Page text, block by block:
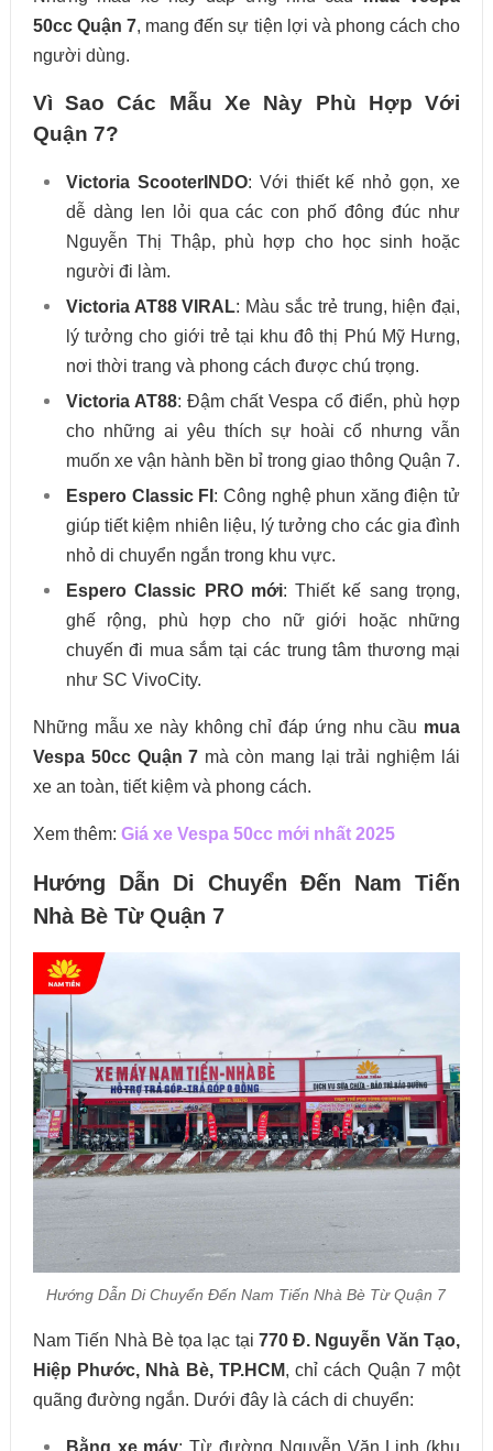
50cc Quận 7, mang đến sự tiện lợi và phong cách cho
người dùng.
Vì Sao Các Mẫu Xe Này Phù Hợp Với
Quận 7?
Victoria ScooterINDO: Với thiết kế nhỏ gọn, xe
dễ dàng len lỏi qua các con phố đông đúc như
Nguyễn Thị Thập, phù hợp cho học sinh hoặc
người đi làm.
Victoria AT88 VIRAL: Màu sắc trẻ trung, hiện đại,
lý tưởng cho giới trẻ tại khu đô thị Phú Mỹ Hưng,
nơi thời trang và phong cách được chú trọng.
Victoria AT88: Đậm chất Vespa cổ điển, phù hợp
cho những ai yêu thích sự hoài cổ nhưng vẫn
muốn xe vận hành bền bỉ trong giao thông Quận 7.
Espero Classic FI : Công nghệ phun xăng điện tử
giúp tiết kiệm nhiên liệu, lý tưởng cho các gia đình
nhỏ di chuyển ngắn trong khu vực.
Espero Classic PRO mới: Thiết kế sang trọng,
ghế rộng, phù hợp cho nữ giới hoặc những
chuyến đi mua sắm tại các trung tâm thương mại
như SC VivoCity.
Những mẫu xe này không chỉ đáp ứng nhu cầu mua
Vespa 50cc Quận 7 mà còn mang lại trải nghiệm lái
xe an toàn, tiết kiệm và phong cách.
Xem thêm: Giá xe Vespa 50cc mới nhất 2025
Hướng Dẫn Di Chuyển Đến Nam Tiến
Nhà Bè Từ Quận 7
Hướng Dẫn Di Chuyển Đến Nam Tiến Nhà Bè Từ Quận 7
Nam Tiến Nhà Bè tọa lạc tại 770 Đ. Nguyễn Văn Tạo,
Hiệp Phước, Nhà Bè, TP.HCM, chỉ cách Quận 7 một
quãng đường ngắn. Dưới đây là cách di chuyển: